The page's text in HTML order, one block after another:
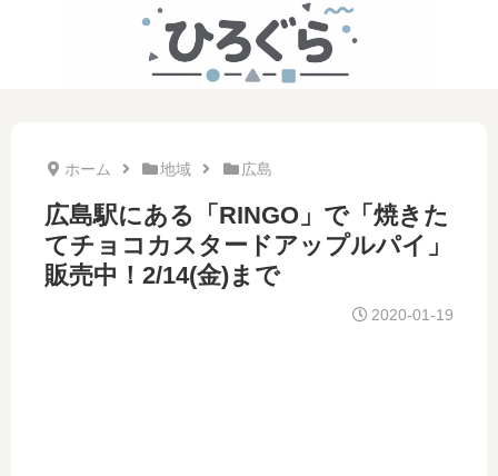
ホーム 地域 広島
広島駅にある「RINGO」で「焼きた
てチョコカスタードアップルパイ」
販売中！2/14(金)まで
2020-01-19